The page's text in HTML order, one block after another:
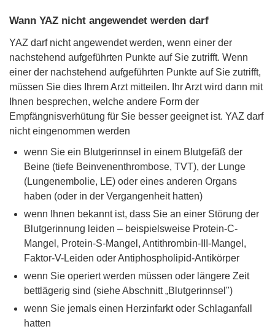
Wann YAZ nicht angewendet werden darf
YAZ darf nicht angewendet werden, wenn einer der
nachstehend aufgeführten Punkte auf Sie zutrifft. Wenn
einer der nachstehend aufgeführten Punkte auf Sie zutrifft,
müssen Sie dies Ihrem Arzt mitteilen. Ihr Arzt wird dann mit
Ihnen besprechen, welche andere Form der
Empfängnisverhütung für Sie besser geeignet ist. YAZ darf
nicht eingenommen werden
wenn Sie ein Blutgerinnsel in einem Blutgefäß der
Beine (tiefe Beinvenenthrombose, TVT), der Lunge
(Lungenembolie, LE) oder eines anderen Organs
haben (oder in der Vergangenheit hatten)
wenn Ihnen bekannt ist, dass Sie an einer Störung der
Blutgerinnung leiden – beispielsweise Protein-C-
Mangel, Protein-S-Mangel, Antithrombin-III-Mangel,
Faktor-V-Leiden oder Antiphospholipid-Antikörper
wenn Sie operiert werden müssen oder längere Zeit
bettlägerig sind (siehe Abschnitt „Blutgerinnsel")
wenn Sie jemals einen Herzinfarkt oder Schlaganfall
hatten